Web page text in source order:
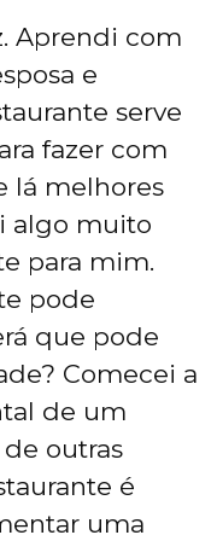
Aprendi com
e
serve
fazer com
lá melhores
algo muito
para mim.
pode
que pode
Comecei a
de um
outras
é
uma